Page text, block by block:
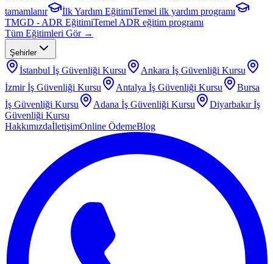
tamamlanır
İlk Yardım EğitimiTemel ilk yardım programı
TMGD - ADR EğitimiTemel ADR eğitim programı
Tüm Eğitimleri Gör →
Şehirler
İstanbul İş Güvenliği Kursu Ankara İş Güvenliği Kursu
İzmirİş Güvenliği Kursu Antalya İş Güvenliği Kursu
Bursa
İş Güvenliği Kursu
Adana İş Güvenliği Kursu Diyarbakırİş
Güvenliği Kursu
HakkımızdaİletişimOnline ÖdemeBlog